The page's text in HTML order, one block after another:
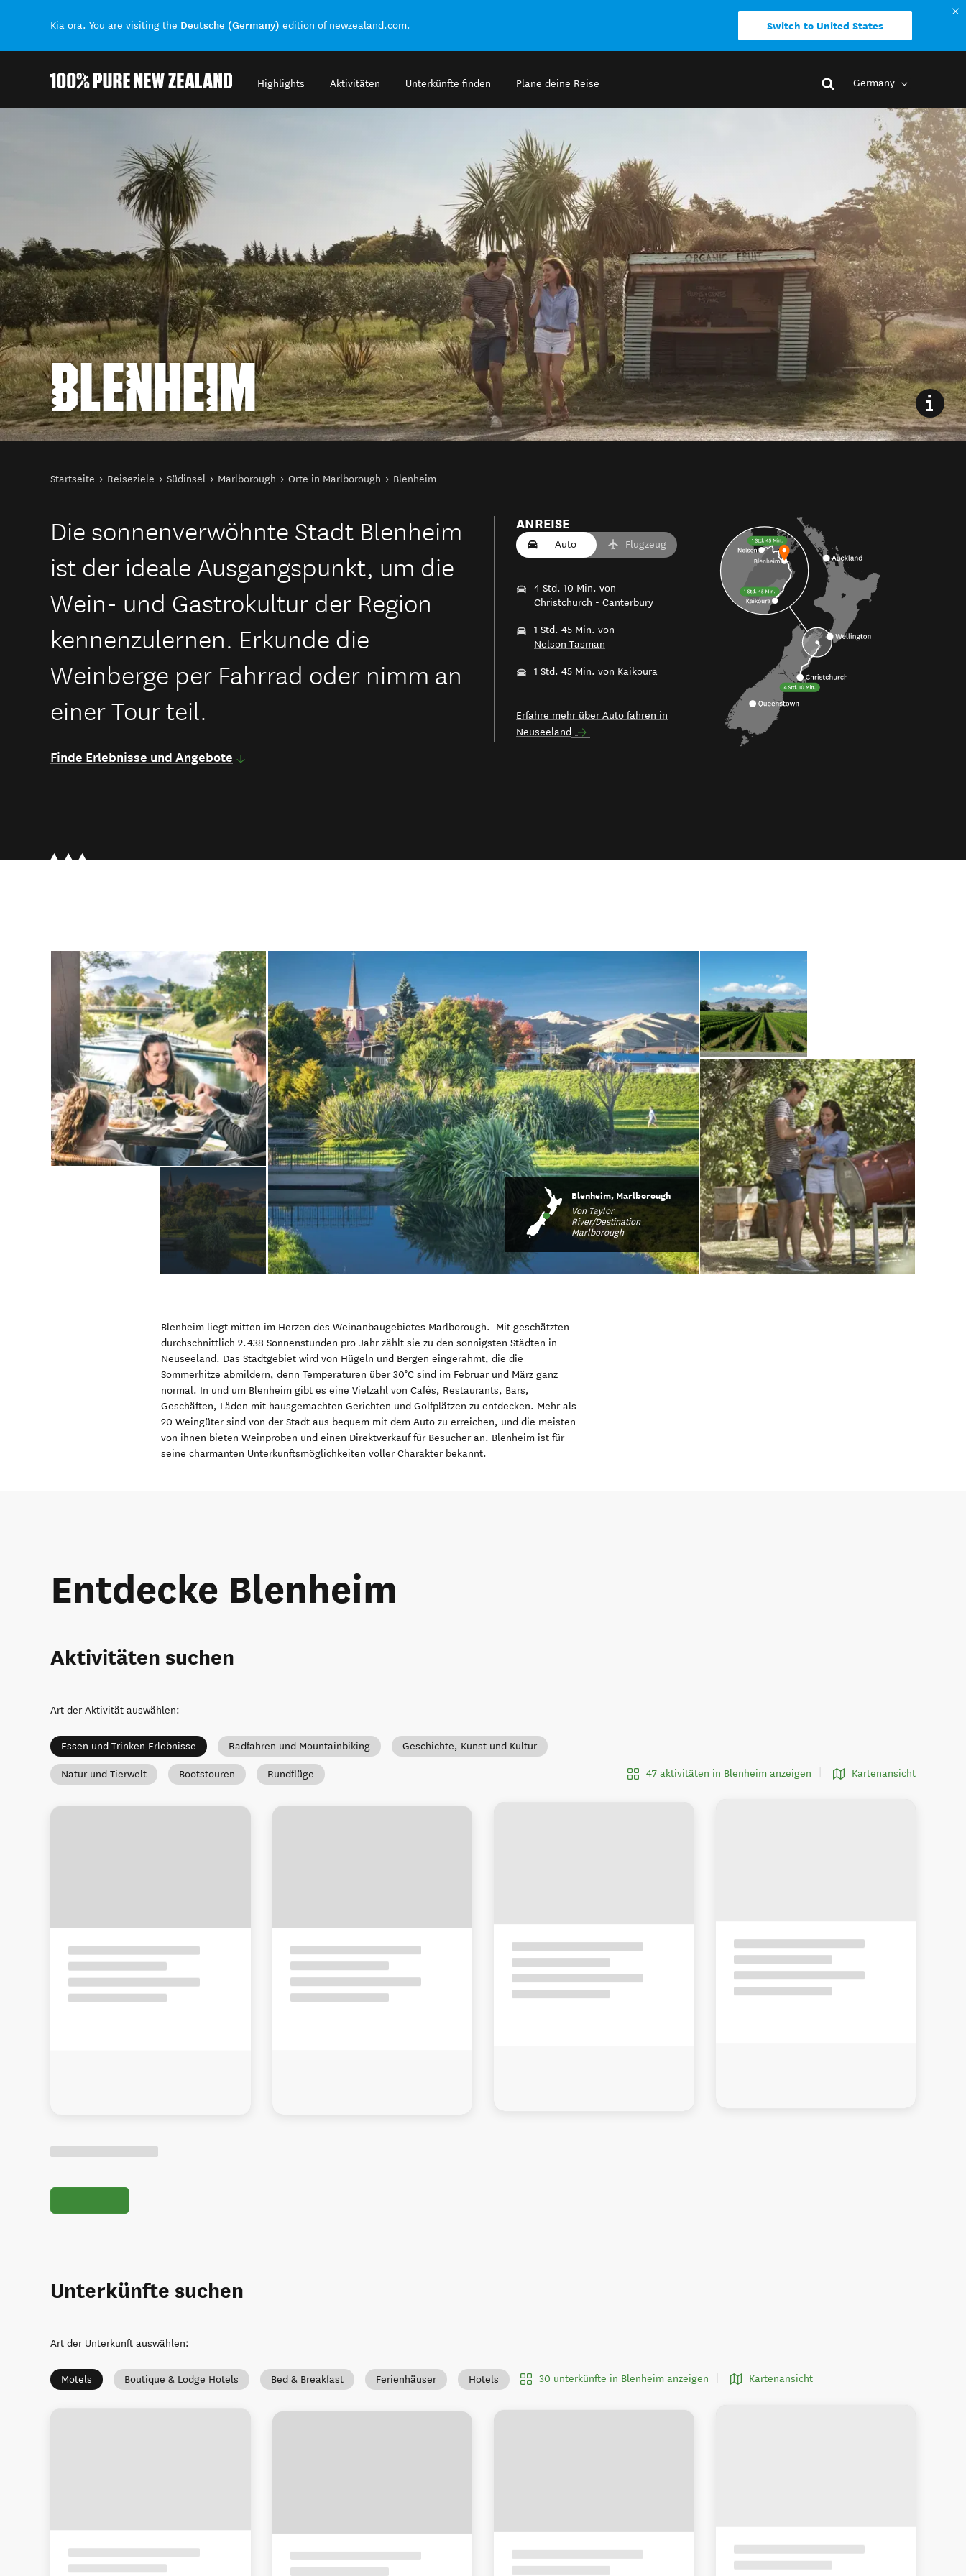
Kia ora. You are visiting the Deutsche (Germany) edition of newzealand.com. Switch to United States
Highlights Aktivitäten Unterkünfte finden Plane deine Reise Germany
BLENHEIM
Sie sind hier
Startseite Reiseziele Südinsel Marlborough Orte in Marlborough Blenheim
Die sonnenverwöhnte Stadt Blenheim
ist der ideale Ausgangspunkt, um die
Wein- und Gastrokultur der Region
kennenzulernen. Erkunde die
Weinberge per Fahrrad oder nimm an
einer Tour teil.
Finde Erlebnisse und Angebote
ANREISE
Auto Flugzeug
4 Std. 10 Min. von
Christchurch - Canterbury
1 Std. 45 Min. von
Nelson Tasman
1 Std. 45 Min. von Kaikōura
Erfahre mehr über Auto fahren in
Neuseeland
Blenheim, Marlborough
Von Taylor
River/Destination
Marlborough
Blenheim liegt mitten im Herzen des Weinanbaugebietes Marlborough. Mit geschätzten
durchschnittlich 2.438 Sonnenstunden pro Jahr zählt sie zu den sonnigsten Städten in
Neuseeland. Das Stadtgebiet wird von Hügeln und Bergen eingerahmt, die die
Sommerhitze abmildern, denn Temperaturen über 30°C sind im Februar und März ganz
normal. In und um Blenheim gibt es eine Vielzahl von Cafés, Restaurants, Bars,
Geschäften, Läden mit hausgemachten Gerichten und Golfplätzen zu entdecken. Mehr als
20 Weingüter sind von der Stadt aus bequem mit dem Auto zu erreichen, und die meisten
von ihnen bieten Weinproben und einen Direktverkauf für Besucher an. Blenheim ist für
seine charmanten Unterkunftsmöglichkeiten voller Charakter bekannt.
Entdecke Blenheim
Aktivitäten suchen
Art der Aktivität auswählen:
Essen und Trinken Erlebnisse Radfahren und Mountainbiking Geschichte, Kunst und Kultur
Natur und Tierwelt Bootstouren Rundflüge 47 aktivitäten in Blenheim anzeigen Kartenansicht
Unterkünfte suchen
Art der Unterkunft auswählen:
Motels Boutique & Lodge Hotels Bed & Breakfast Ferienhäuser Hotels 30 unterkünfte in Blenheim anzeigen Kartenansicht